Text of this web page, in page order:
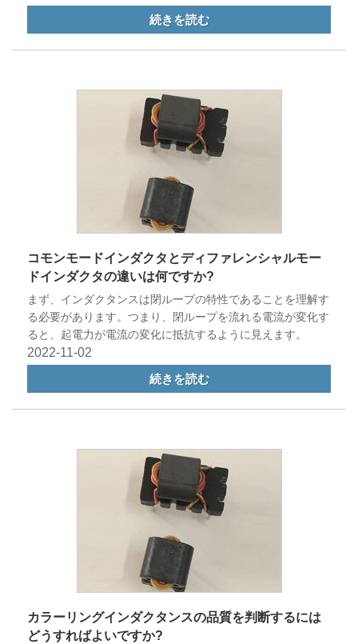
続きを読む
コモンモードインダクタとディファレンシャルモー
ドインダクタの違いは何ですか?
まず、インダクタンスは閉ループの特性であることを理解す
る必要があります。つまり、閉ループを流れる電流が変化す
ると、起電力が電流の変化に抵抗するように見えます。
2022-11-02
続きを読む
カラーリングインダクタンスの品質を判断するには
どうすればよいですか?